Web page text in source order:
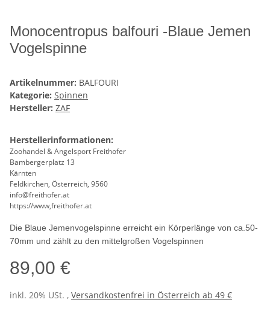
Monocentropus balfouri -Blaue Jemen
Vogelspinne
Artikelnummer: BALFOURI
Kategorie: Spinnen
Hersteller: ZAF
Herstellerinformationen:
Zoohandel & Angelsport Freithofer
Bambergerplatz 13
Kärnten
Feldkirchen, Österreich, 9560
info@freithofer.at
https://www,freithofer.at
Die Blaue Jemenvogelspinne erreicht ein Körperlänge von ca.50-
70mm und zählt zu den mittelgroßen Vogelspinnen
89,00 €
inkl. 20% USt. , Versandkostenfrei in Österreich ab 49 €